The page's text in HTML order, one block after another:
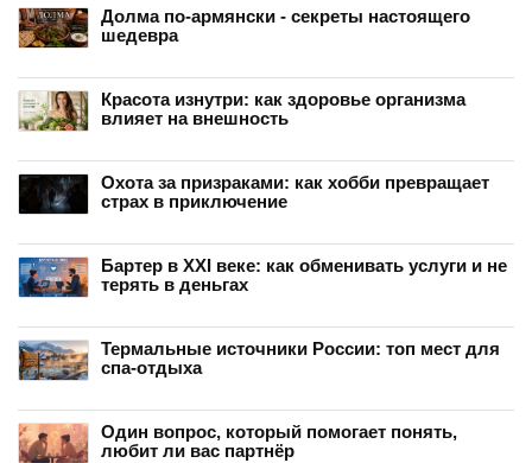
Долма по-армянски - секреты настоящего
шедевра
Красота изнутри: как здоровье организма
влияет на внешность
Охота за призраками: как хобби превращает
страх в приключение
Бартер в XXI веке: как обменивать услуги и не
терять в деньгах
Термальные источники России: топ мест для
спа-отдыха
Один вопрос, который помогает понять,
любит ли вас партнёр